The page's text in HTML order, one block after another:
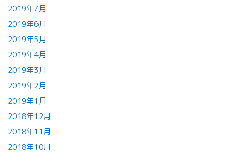
2019年7月
2019年6月
2019年5月
2019年4月
2019年3月
2019年2月
2019年1月
2018年12月
2018年11月
2018年10月